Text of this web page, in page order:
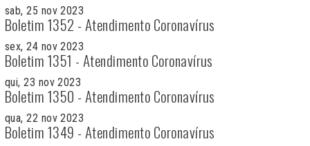
sab, 25 nov 2023
Boletim 1352 - Atendimento Coronavírus
sex, 24 nov 2023
Boletim 1351 - Atendimento Coronavírus
qui, 23 nov 2023
Boletim 1350 - Atendimento Coronavírus
qua, 22 nov 2023
Boletim 1349 - Atendimento Coronavírus